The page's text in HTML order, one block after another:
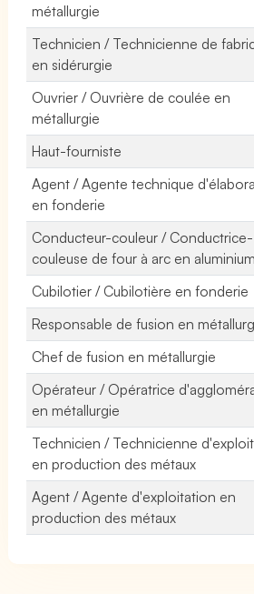
métallurgie
Technicien / Technicienne de
en sidérurgie
Ouvrier / Ouvrière de coulée en
métallurgie
Haut-fourniste
Agent / Agente technique
en fonderie
Conducteur-couleur / Conductrice-
couleuse de four à arc en aluminium
Cubilotier / Cubilotière en fonderie
Responsable de fusion en
Chef de fusion en métallurgie
Opérateur / Opératrice
en métallurgie
Technicien / Technicienne
en production des métaux
Agent / Agente d'exploitation en
production des métaux